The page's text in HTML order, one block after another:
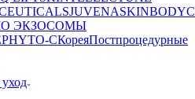
JUVENASKINBODY
ЭКЗОСОМЫ
PHYTO-CКореяПостпроцедурные